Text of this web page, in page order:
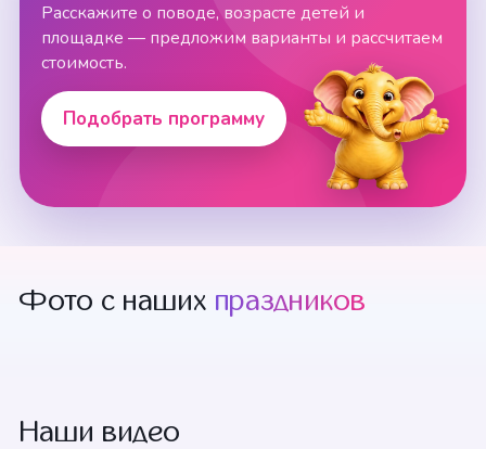
Расскажите о поводе, возрасте детей и
площадке — предложим варианты и рассчитаем
стоимость.
Подобрать программу
Фото с наших праздников
Наши видео